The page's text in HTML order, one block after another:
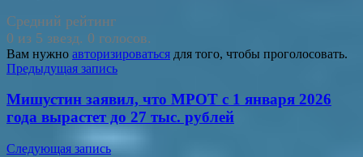
Средний рейтинг
0 из 5 звезд. 0 голосов.
Вам нужно авторизироваться для того, чтобы проголосовать.
Навигация
по
записям
Предыдущая запись
Мишустин заявил, что МРОТ с 1 января 2026
года вырастет до 27 тыс. рублей
Следующая запись